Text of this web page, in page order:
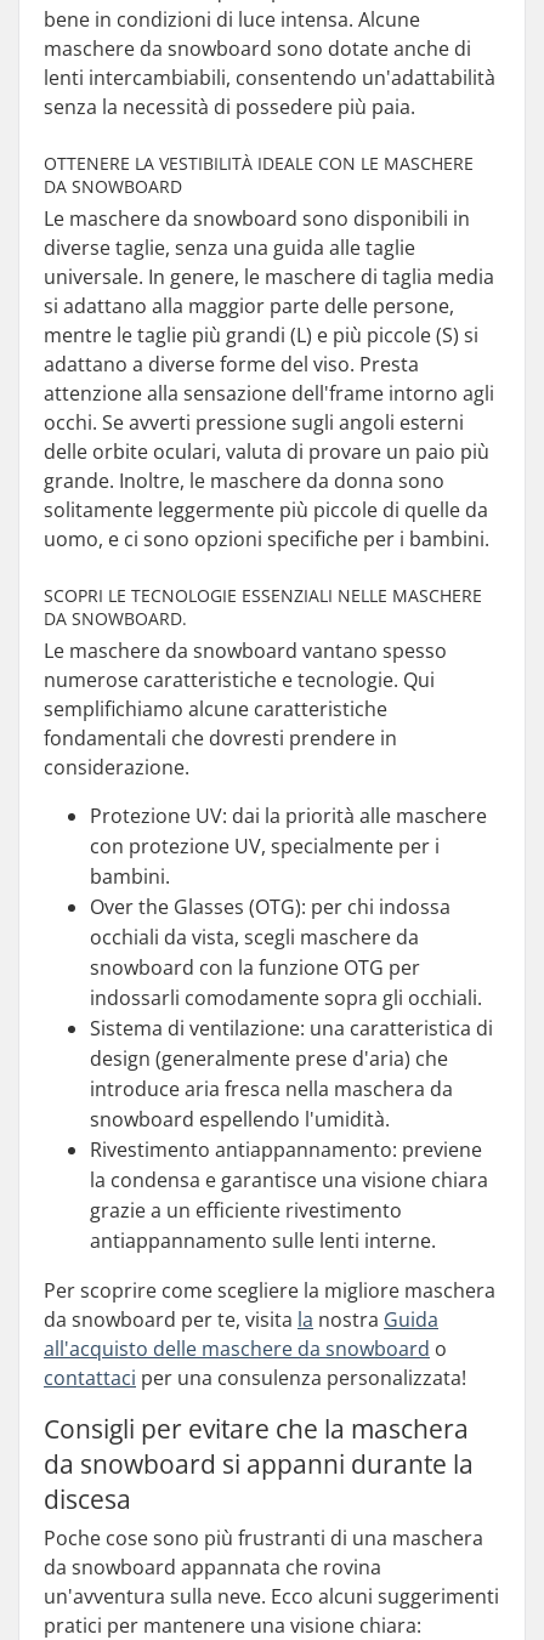
bene in condizioni di luce intensa. Alcune
maschere da snowboard sono dotate anche di
lenti intercambiabili, consentendo un'adattabilità
senza la necessità di possedere più paia.
OTTENERE LA VESTIBILITÀ IDEALE CON LE MASCHERE
DA SNOWBOARD
Le maschere da snowboard sono disponibili in
diverse taglie, senza una guida alle taglie
universale. In genere, le maschere di taglia media
si adattano alla maggior parte delle persone,
mentre le taglie più grandi (L) e più piccole (S) si
adattano a diverse forme del viso. Presta
attenzione alla sensazione dell'frame intorno agli
occhi. Se avverti pressione sugli angoli esterni
delle orbite oculari, valuta di provare un paio più
grande. Inoltre, le maschere da donna sono
solitamente leggermente più piccole di quelle da
uomo, e ci sono opzioni specifiche per i bambini.
SCOPRI LE TECNOLOGIE ESSENZIALI NELLE MASCHERE
DA SNOWBOARD.
Le maschere da snowboard vantano spesso
numerose caratteristiche e tecnologie. Qui
semplifichiamo alcune caratteristiche
fondamentali che dovresti prendere in
considerazione.
Protezione UV: dai la priorità alle maschere
con protezione UV, specialmente per i
bambini.
Over the Glasses (OTG): per chi indossa
occhiali da vista, scegli maschere da
snowboard con la funzione OTG per
indossarli comodamente sopra gli occhiali.
Sistema di ventilazione: una caratteristica di
design (generalmente prese d'aria) che
introduce aria fresca nella maschera da
snowboard espellendo l'umidità.
Rivestimento antiappannamento: previene
la condensa e garantisce una visione chiara
grazie a un efficiente rivestimento
antiappannamento sulle lenti interne.
Per scoprire come scegliere la migliore maschera
da snowboard per te, visita la nostra Guida
all'acquisto delle maschere da snowboard o
contattaci per una consulenza personalizzata!
Consigli per evitare che la maschera
da snowboard si appanni durante la
discesa
Poche cose sono più frustranti di una maschera
da snowboard appannata che rovina
un'avventura sulla neve. Ecco alcuni suggerimenti
pratici per mantenere una visione chiara: